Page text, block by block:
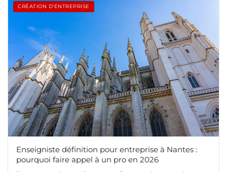
CRÉATION D’ENTREPRISE
Enseigniste définition pour entreprise à Nantes :
pourquoi faire appel à un pro en 2026